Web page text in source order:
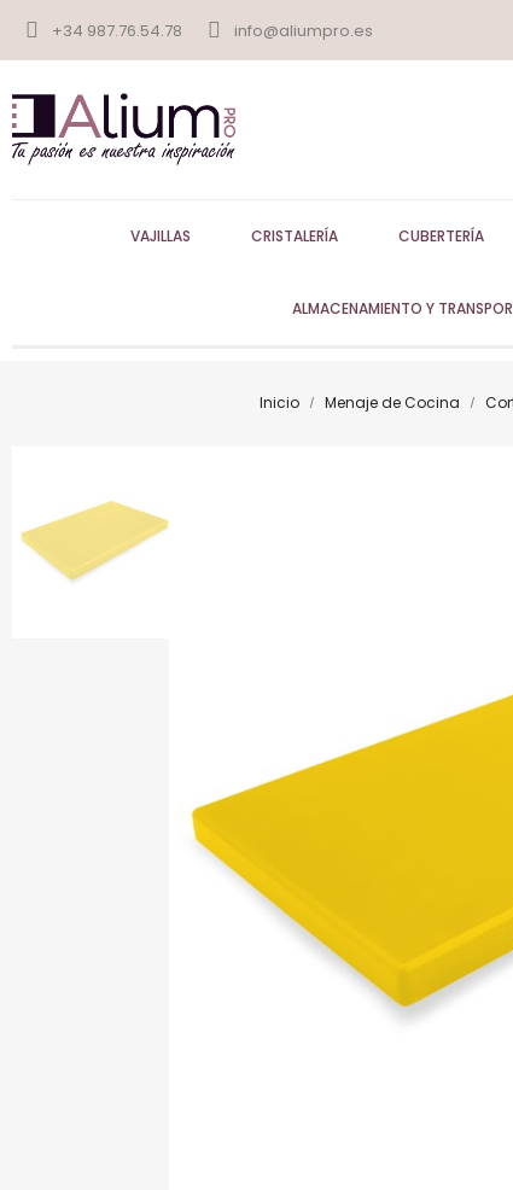
+34 987.76.54.78 info@aliumpro.es
VAJILLAS CRISTALERÍA CUBERTERÍA
ALMACENAMIENTO Y
Inicio Menaje de Cocina